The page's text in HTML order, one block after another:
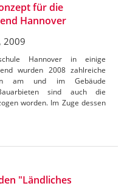
für die
Hannover
2009
Hannover in einige
wurden 2008 zahlreiche
am und im Gebäude
sind auch die
worden. Im Zuge dessen
"Ländliches